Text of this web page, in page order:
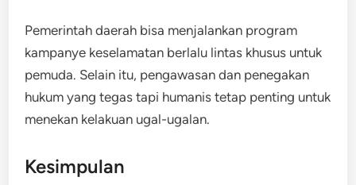
Pemerintah daerah bisa menjalankan program
kampanye keselamatan berlalu lintas khusus untuk
pemuda. Selain itu, pengawasan dan penegakan
hukum yang tegas tapi humanis tetap penting untuk
menekan kelakuan ugal-ugalan.
Kesimpulan